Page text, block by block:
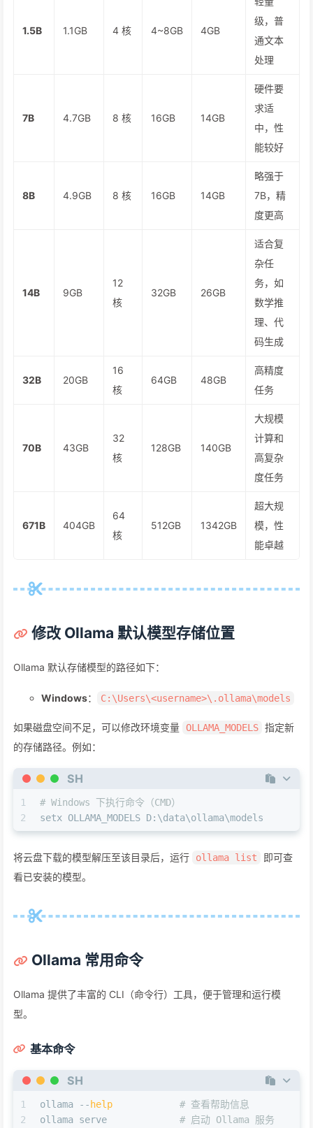
1.5B 1.1GB 4 核 4~8GB 4GB
级，普
通文本
处理
7B 4.7GB 8 核 16GB 14GB
硬件要
求适
中，性
能较好
8B 4.9GB 8 核 16GB 14GB
略强于
7B，精
度更高
14B 9GB
12
核
32GB 26GB
适合复
杂任
务，如
数学推
理、代
码生成
32B 20GB
16
核
64GB 48GB
高精度
任务
70B 43GB
32
核
128GB 140GB
大规模
计算和
高复杂
度任务
671B 404GB
64
核
512GB 1342GB
超大规
模，性
能卓越
修改 Ollama 默认模型存储位置
Ollama 默认存储模型的路径如下：
Windows： C:\Users\<username>\.ollama\models
如果磁盘空间不足，可以修改环境变量 OLLAMA_MODELS 指定新
的存储路径。例如：
SH
1
2
# Windows 下执行命令（CMD）
setx OLLAMA_MODELS D:\data\ollama\models
将云盘下载的模型解压至该目录后，运行 ollama list
即可查
看已安装的模型。
Ollama 常用命令
Ollama 提供了丰富的 CLI（命令行）工具，便于管理和运行模
型。
基本命令
SH
1
2
ollama -- help
# 查看帮助信息
ollama serve # 启动 Ollama 服务